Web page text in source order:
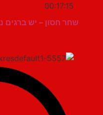
00:17:15
שחר חסון – יש ברגים נסתרים